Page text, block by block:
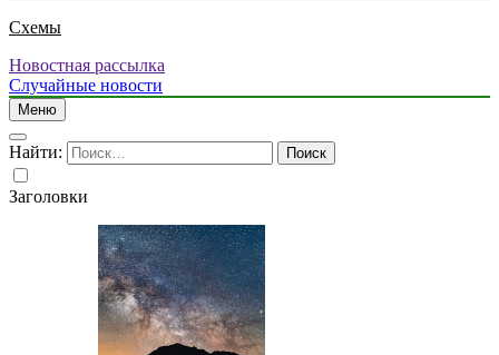
Схемы
Новостная рассылка
Случайные новости
Меню
Найти:
Заголовки